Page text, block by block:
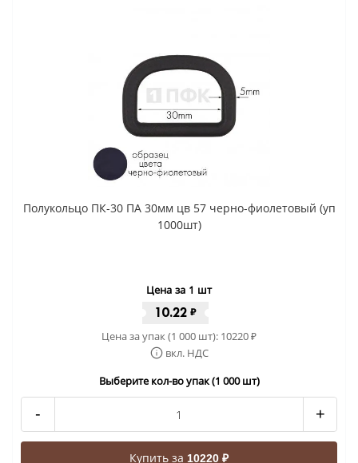
Полукольцо ПК-30 ПА 30мм цв 57 черно-фиолетовый (уп
1000шт)
Цена за 1 шт
10.22 ₽
Цена за упак (1 000 шт): 10220₽
вкл. НДС
Выберите кол-во упак (1 000 шт)
- +
Купить за 10220 ₽